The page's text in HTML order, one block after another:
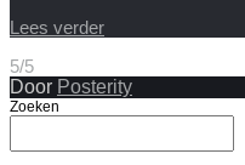
Lees verder
5/5
Door Posterity
Zoeken